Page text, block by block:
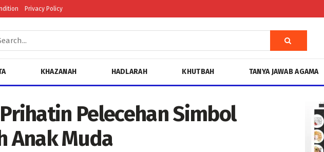
Privacy Policy
KHAZANAH HADLARAH KHUTBAH TANYA JAWAB AGAMA
Pelecehan Simbol
Anak Muda